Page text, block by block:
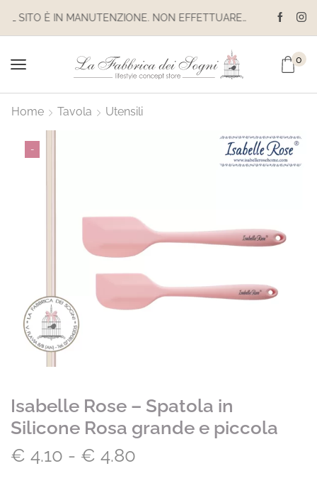
IL SITO È IN MANUTENZIONE. NON EFFETTUARE ACQUISTI. LE SPEDIZIONI SONO SOSPESE
0
Home Tavola Utensili
-
Isabelle Rose – Spatola in
Silicone Rosa grande e piccola
€ 4.10 - € 4.80